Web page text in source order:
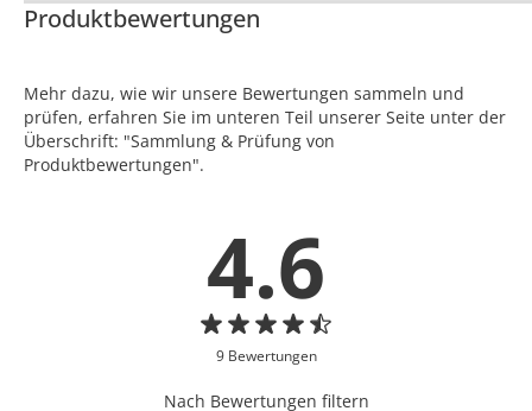
Produktbewertungen
Mehr dazu, wie wir unsere Bewertungen sammeln und
prüfen, erfahren Sie im unteren Teil unserer Seite unter der
Überschrift: "Sammlung & Prüfung von
Produktbewertungen".
4.6
9 Bewertungen
Nach Bewertungen filtern